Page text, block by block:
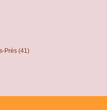
Près (41)